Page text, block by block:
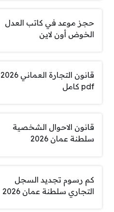
حجز موعد في كاتب العدل
الخوض أون لاين
قانون التجارة العماني 2026
pdf كامل
قانون الاحوال الشخصية
سلطنة عمان 2026
كم رسوم تجديد السجل
التجاري سلطنة عمان 2026